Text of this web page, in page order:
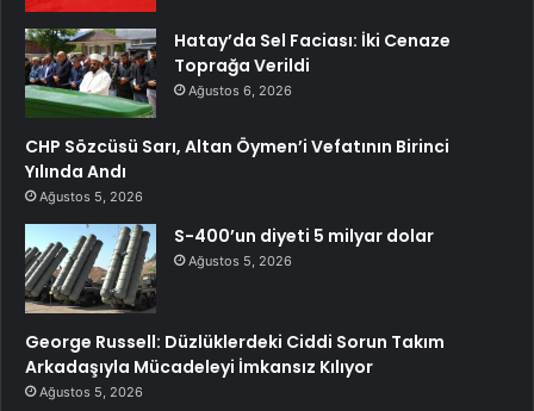
Hatay’da Sel Faciası: İki Cenaze
Toprağa Verildi
Ağustos 6, 2026
CHP Sözcüsü Sarı, Altan Öymen’i Vefatının Birinci
Yılında Andı
Ağustos 5, 2026
S-400’un diyeti 5 milyar dolar
Ağustos 5, 2026
George Russell: Düzlüklerdeki Ciddi Sorun Takım
Arkadaşıyla Mücadeleyi İmkansız Kılıyor
Ağustos 5, 2026